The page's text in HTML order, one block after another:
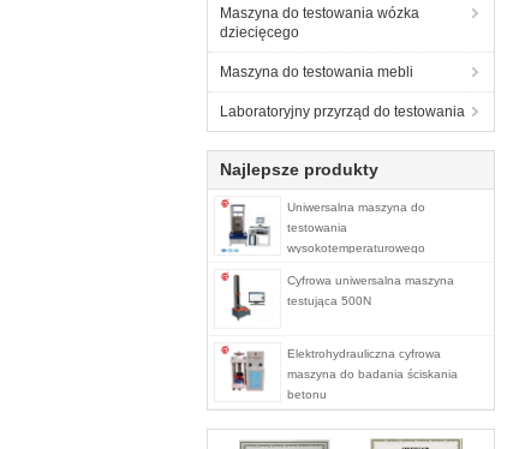
Maszyna do testowania wózka
dziecięcego
Maszyna do testowania mebli
Laboratoryjny przyrząd do testowania
Najlepsze produkty
Uniwersalna maszyna do
testowania
wysokotemperaturowego
stacjonarnego
Cyfrowa uniwersalna maszyna
testująca 500N
Elektrohydrauliczna cyfrowa
maszyna do badania ściskania
betonu